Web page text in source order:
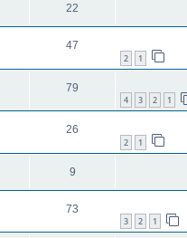
22
1
2
47
1
2
3
4
79
1
2
26
9
1
2
3
73